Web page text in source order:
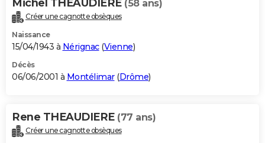
Michel THEAUDIERE (58 ans)
Créer une cagnotte obsèques
Naissance
15/04/1943 à Nérignac(Vienne)
Décès
06/06/2001 à Montélimar(Drôme)
Rene THEAUDIERE (77 ans)
Créer une cagnotte obsèques